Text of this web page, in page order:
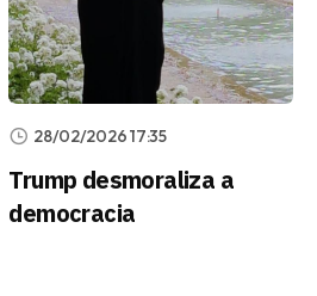
28/02/2026 17:35
Trump desmoraliza a
democracia